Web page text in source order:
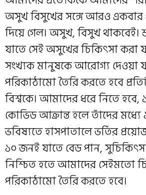
অসুখ বিসুখের সঙ্গে আরও একবার
দিয়ে গেল। অসুখ, বিসুখ
যাতে সেই অসুখের চিকিৎসা
সংখ্যক মানুষকে আরোগ্য দেওয়া
পরিকাঠামো তৈরি করতে হবে
বিশ্বকে। আমাদের ধরে নিতে
কোভিড আক্রান্ত হলে তাঁদের
ভবিষ্যতে হাসপাতালে ভর্তির
১০ জনই যাতে বেড পান,
নিশ্চিত হতে আমাদের সেইমতো
পরিকাঠামো তৈরি করতে হবে।